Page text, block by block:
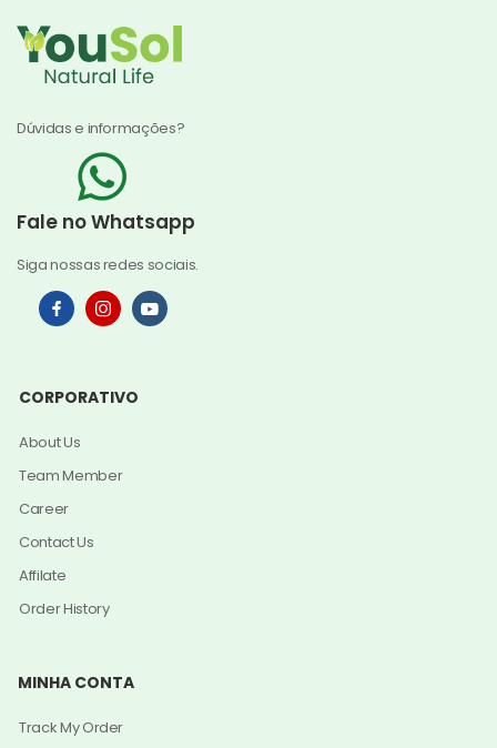
Dúvidas e informações?
Fale no Whatsapp
Siga nossas redes sociais.
CORPORATIVO
About Us
Team Member
Career
Contact Us
Affilate
Order History
MINHA CONTA
Track My Order